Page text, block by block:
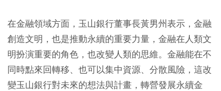
在金融領域方面，玉山銀行董事長黃男州表示，金融
創造文明，也是推動永續的重要力量，金融在人類文
明扮演重要的角色，也改變人類的思維。金融能在不
同時點來回轉移、也可以集中資源、分散風險，這改
變玉山銀行對未來的想法與計畫，轉營發展永續金